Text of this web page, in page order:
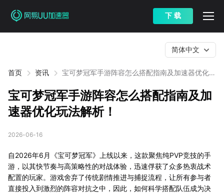
下 载
首页 资讯
宝可梦冠军手游阵容怎么搭配指南及加速器优化玩
简体中文
宝可梦冠军手游阵容怎么搭配指南及加
速器优化玩法解析！
2026-06-16
自2026年6月《宝可梦冠军》上线以来，这款聚焦纯PVP竞技的手
游，以其快节奏与高策略性的对战体验，迅速俘获了众多热衷战术
配置的玩家。游戏舍弃了传统剧情推进与捕捉流程，让所有参与者
直接投入到激烈的阵容对抗之中，因此，如何科学搭配队伍成为决